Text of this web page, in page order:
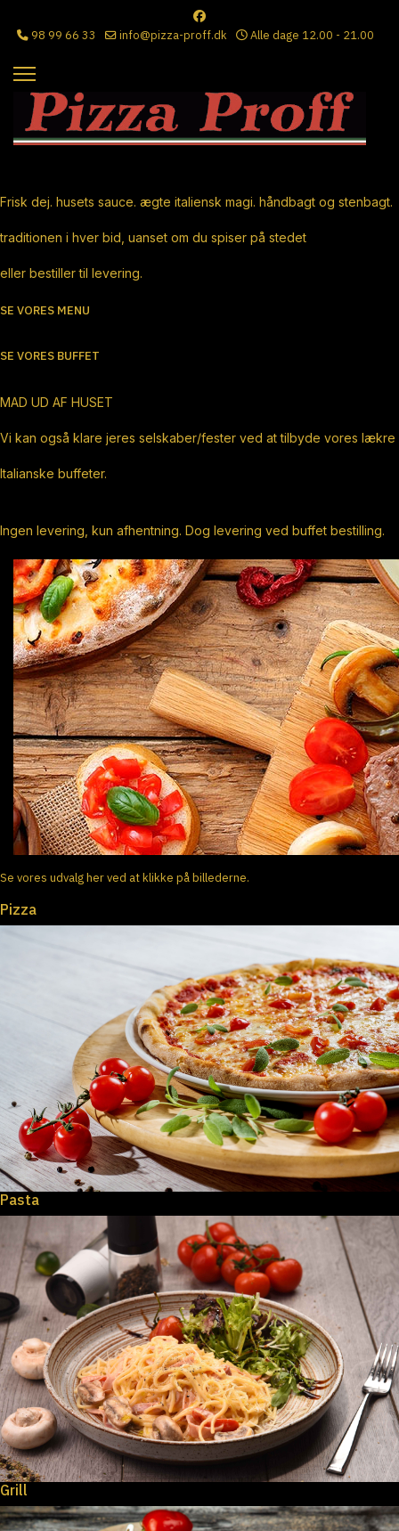
98 99 66 33 info@pizza-proff.dk Alle dage 12.00 - 21.00
Frisk dej. husets sauce. ægte italiensk magi. håndbagt og stenbagt.
traditionen i hver bid, uanset om du spiser på stedet
eller bestiller til levering.
SE VORES MENU
SE VORES BUFFET
MAD UD AF HUSET
Vi kan også klare jeres selskaber/fester ved at tilbyde vores lækre
Italianske buffeter.
Ingen levering, kun afhentning. Dog levering ved buffet bestilling.
Se vores udvalg her ved at klikke på billederne.
Pizza
Pasta
Grill